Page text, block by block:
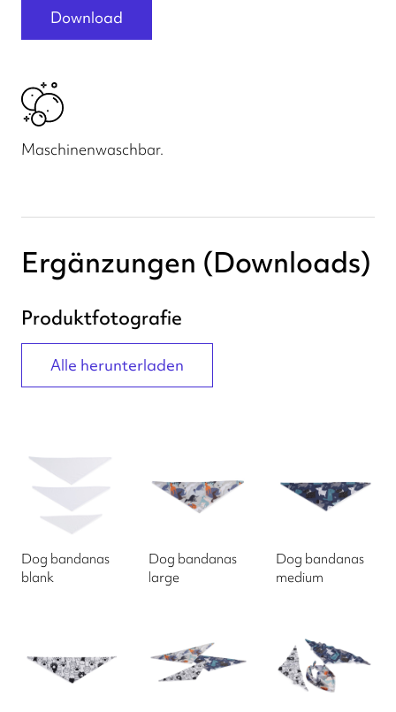
Download
Maschinenwaschbar.
Ergänzungen (Downloads)
Produktfotografie
Alle herunterladen
Dog bandanas
blank
Dog bandanas
large
Dog bandanas
medium